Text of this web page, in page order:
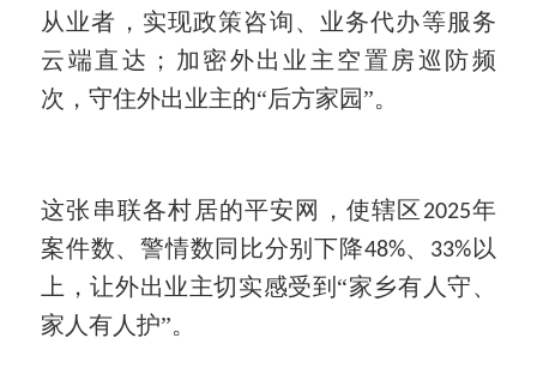
从业者，实现政策咨询、业务代办等服务
云端直达；加密外出业主空置房巡防频
次，守住外出业主的“后方家园”。
这张串联各村居的平安网，使辖区 2025年
案件数、警情数同比分别下降48%、 33%以
上，让外出业主切实感受到“家乡有人守、
家人有人护”。